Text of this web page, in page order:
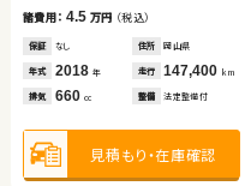
諸費用：4.5 万円 （税込）
保証 なし 住所 岡山県
年式 2018 年 走行 147,400 km
排気 660 cc 整備 法定整備付
見積もり・在庫確認
見積もり・在庫確認
見積もり・在庫確認